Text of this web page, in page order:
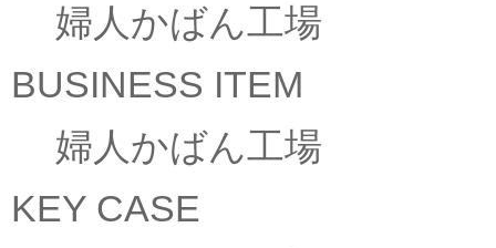
婦人かばん工場
BUSINESS ITEM
婦人かばん工場
KEY CASE